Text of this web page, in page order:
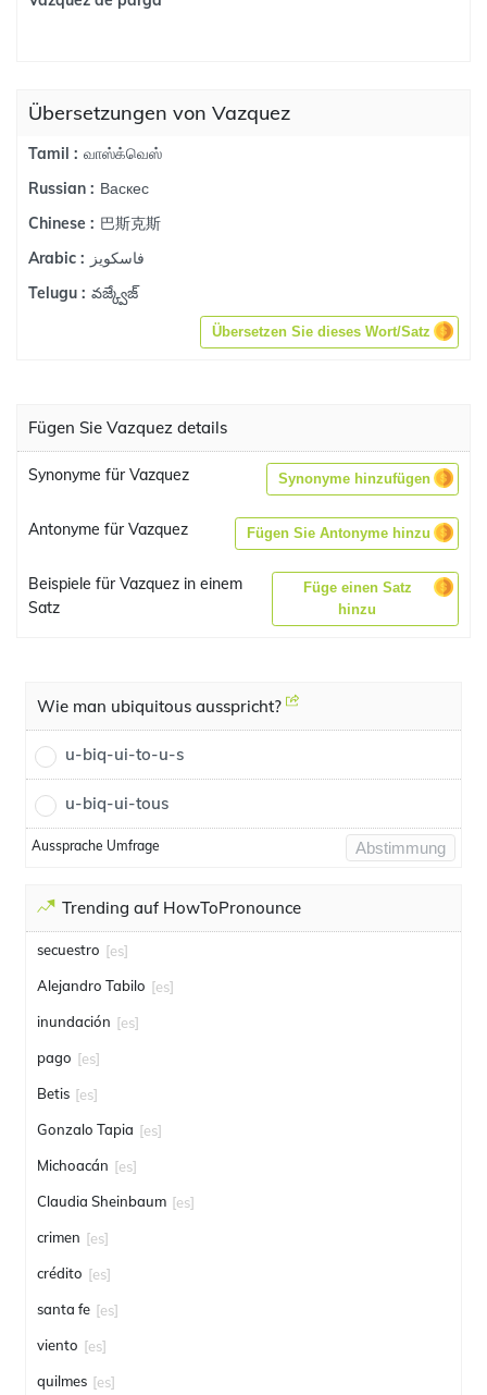
Übersetzungen von Vazquez
Tamil : வாஸ்க்வெஸ்
Russian : Васкес
Chinese : 巴斯克斯
Arabic : فاسكويز
Telugu : వజ్క్వేజ్
Übersetzen Sie dieses Wort/Satz
Fügen Sie Vazquez details
Synonyme für Vazquez Synonyme hinzufügen
Antonyme für Vazquez Fügen Sie Antonyme hinzu
Beispiele für Vazquez in einem
Satz
Füge einen Satz
hinzu
Wie man ubiquitous ausspricht?
u-biq-ui-to-u-s
u-biq-ui-tous
Aussprache Umfrage Abstimmung
Trending auf HowToPronounce
secuestro [es]
Alejandro Tabilo [es]
inundación [es]
pago [es]
Betis [es]
Gonzalo Tapia [es]
Michoacán [es]
Claudia Sheinbaum [es]
crimen [es]
crédito [es]
santa fe [es]
viento [es]
quilmes [es]